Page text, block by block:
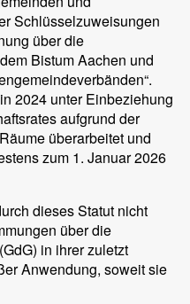
Schlüsselzuweisungen
über die
Bistum Aachen und
2024 unter Einbeziehung
aufgrund der
überarbeitet und
zum 1. Januar 2026
dieses Statut nicht
über die
in ihrer zuletzt
Anwendung, soweit sie